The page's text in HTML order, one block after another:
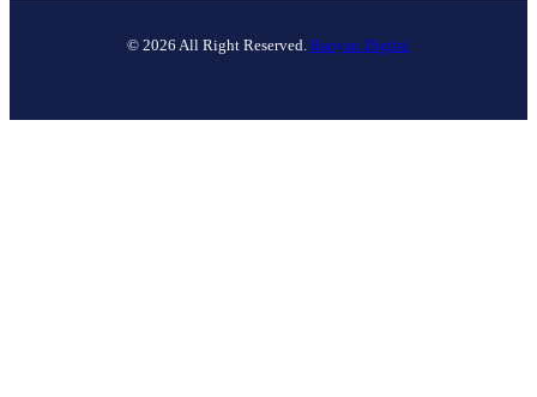
© 2026 All Right Reserved. Banyan Digital